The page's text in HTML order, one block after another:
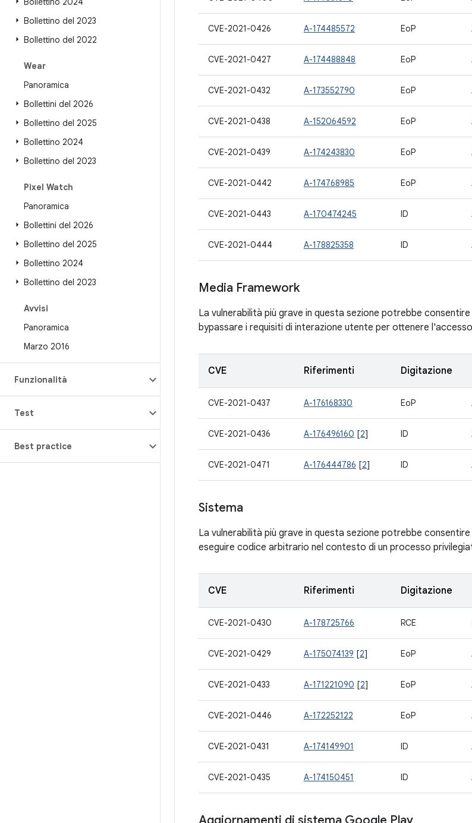
Bollettino del 2023
Bollettino del 2022
Wear
Panoramica
Bollettini del 2026
Bollettino del 2025
Bollettino 2024
Bollettino del 2023
Pixel Watch
Panoramica
Bollettini del 2026
Bollettino del 2025
Bollettino 2024
Bollettino del 2023
Avvisi
Panoramica
Marzo 2016
Funzionalità
Test
Best practice
CVE-2021-0426 A-174485572 EoP
CVE-2021-0427 A-174488848 EoP
CVE-2021-0432 A-173552790 EoP
CVE-2021-0438 A-152064592 EoP
CVE-2021-0439 A-174243830 EoP
CVE-2021-0442 A-174768985 EoP
CVE-2021-0443 A-170474245 ID
CVE-2021-0444 A-178825358 ID
Media Framework
La vulnerabilità più grave in questa sezione potrebbe
bypassare i requisiti di interazione utente per ottenere
CVE Riferimenti Digitazione
CVE-2021-0437 A-176168330 EoP
CVE-2021-0436 A-176496160 [2] ID
CVE-2021-0471 A-176444786 [2] ID
Sistema
La vulnerabilità più grave in questa sezione potrebbe
eseguire codice arbitrario nel contesto di un processo
CVE Riferimenti Digitazione
CVE-2021-0430 A-178725766 RCE
CVE-2021-0429 A-175074139 [2] EoP
CVE-2021-0433 A-171221090 [2] EoP
CVE-2021-0446 A-172252122 EoP
CVE-2021-0431 A-174149901 ID
CVE-2021-0435 A-174150451 ID